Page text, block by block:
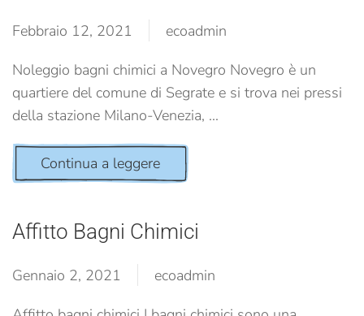
Febbraio 12, 2021
ecoadmin
Noleggio bagni chimici a Novegro Novegro è un
quartiere del comune di Segrate e si trova nei pressi
della stazione Milano-Venezia, ...
Continua a leggere
Affitto Bagni Chimici
Gennaio 2, 2021
ecoadmin